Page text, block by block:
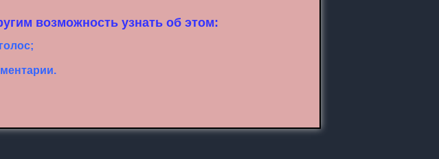
возможность узнать об этом: